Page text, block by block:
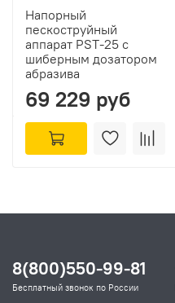
Напорный
пескоструйный
аппарат PST-25 с
шиберным дозатором
абразива
69 229 руб
8(800)550-99-81
Бесплатный звонок по России